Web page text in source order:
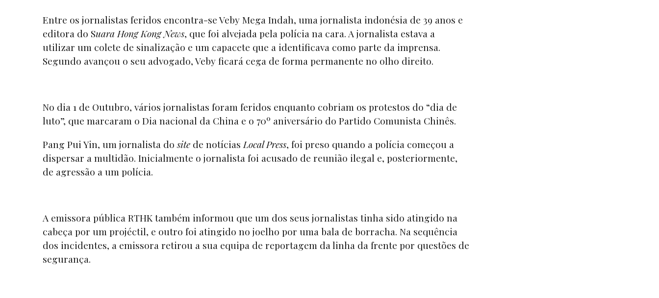
Entre os jornalistas feridos encontra-se Veby Mega Indah, uma jornalista indonésia de 39 anos e
editora do Suara Hong Kong News, que foi alvejada pela polícia na cara. A jornalista estava a
utilizar um colete de sinalização e um capacete que a identificava como parte da imprensa.
Segundo avançou o seu advogado, Veby ficará cega de forma permanente no olho direito.
No dia 1 de Outubro, vários jornalistas foram feridos enquanto cobriam os protestos do “dia de
luto”, que marcaram o Dia nacional da China e o 70º aniversário do Partido Comunista Chinês.
Pang Pui Yin, um jornalista dosite de notícias Local Press, foi preso quando a polícia começou a
dispersar a multidão. Inicialmente o jornalista foi acusado de reunião ilegal e, posteriormente,
de agressão a um polícia.
A emissora pública RTHK também informou que um dos seus jornalistas tinha sido atingido na
cabeça por um projéctil, e outro foi atingido no joelho por uma bala de borracha. Na sequência
dos incidentes, a emissora retirou a sua equipa de reportagem da linha da frente por questões de
segurança.